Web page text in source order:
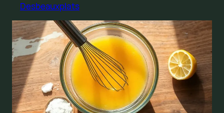
Desbeauxplats